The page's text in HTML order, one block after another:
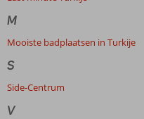
M
Mooiste badplaatsen in Turkije
S
Side-Centrum
V